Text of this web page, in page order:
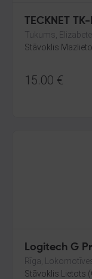
TECKNET
Tukums,
Stāvoklis
15.00 €
Logitech G
Rīga,
Stāvoklis Lietots